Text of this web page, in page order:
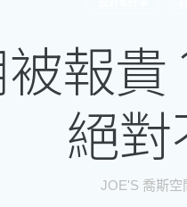
報貴
絕
JOE'S 喬斯空